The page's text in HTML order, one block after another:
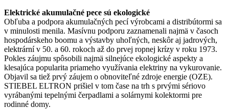
Elektrické akumulačné pece sú ekologické
Obľuba a podpora akumulačných pecí výrobcami a distribútormi sa
v minulosti menila. Masívnu podporu zaznamenali najmä v časoch
hospodárskeho boomu a výstavby uhoľných, neskôr aj jadrových,
elektrární v 50. a 60. rokoch až do prvej ropnej krízy v roku 1973.
Pokles záujmu spôsobili najmä silnejúce ekologické aspekty a
klesajúca popularita priameho využívania elektriny na vykurovanie.
Objavil sa tiež prvý záujem o obnoviteľné zdroje energie (OZE).
STIEBEL ELTRON prišiel v tom čase na trh s prvými sériovo
vyrábanými tepelnými čerpadlami a solárnymi kolektormi pre
rodinné domy.